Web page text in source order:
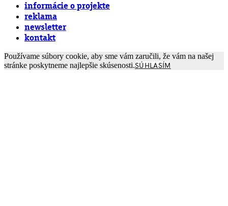
informácie o projekte
reklama
newsletter
kontakt
Používame súbory cookie, aby sme vám zaručili, že vám na našej
stránke poskytneme najlepšie skúsenosti.SÚHLASÍM